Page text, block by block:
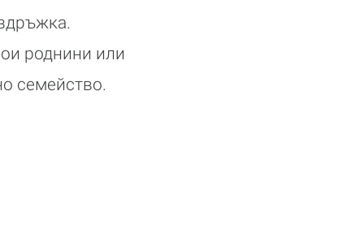
роднини или
семейство.